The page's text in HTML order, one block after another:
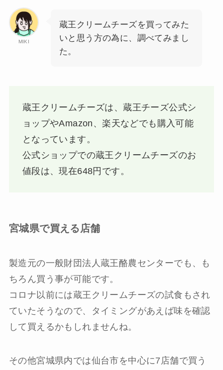
MIKI
蔵王クリームチーズを買ってみた
いと思う方の為に、調べてみまし
た。
蔵王クリームチーズは、蔵王チーズ公式シ
ョップやAmazon、楽天などでも購入可能
となっています。
公式ショップでの蔵王クリームチーズのお
値段は、現在648円です。
宮城県で買える店舗
製造元の一般財団法人蔵王酪農センターでも、も
ちろん買う事が可能です。
コロナ以前には蔵王クリームチーズの試食もされ
ていたそうなので、タイミングがあえば味を確認
して買えるかもしれませんね。
その他宮城県内では仙台市を中心に7店舗で買う